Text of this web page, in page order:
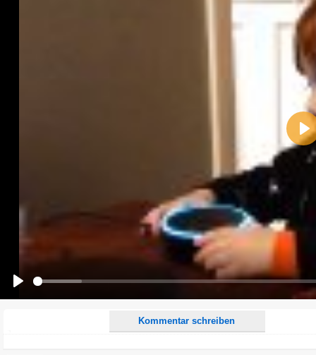
Kommentar schreiben
Alle HTML-Tags außer <br>, <strike> und <i> werden aus Deinem Kommentar entfernt.
URLs werden automatisch umgewandelt. Bitte verwende "www." oder "http://" in URLs
Ich möchte eine E-Mail, wenn zu meinem Kommentar Antworten erscheinen.
Ich möchte eine E-Mail, wenn auf dieser Seite weitere Kommentare erscheinen.